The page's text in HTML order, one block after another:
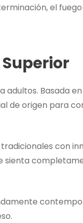
el fuego
Basada
de origen para
con
sienta